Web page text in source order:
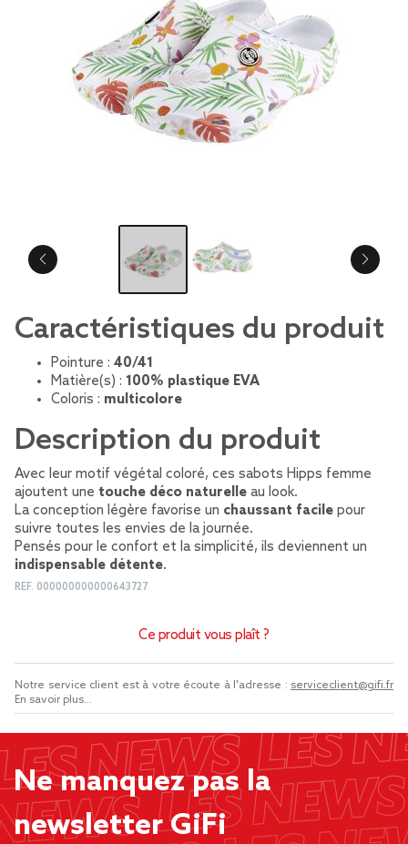
Caractéristiques du produit
Pointure : 40/41
Matière(s) : 100% plastique EVA
Coloris : multicolore
Description du produit
Avec leur motif végétal coloré, ces sabots Hipps femme
ajoutent une touche déco naturelle au look.
La conception légère favorise un chaussant facile pour
suivre toutes les envies de la journée.
Pensés pour le confort et la simplicité, ils deviennent un
indispensable détente.
REF. 000000000000643727
Ce produit vous plaît ?
Notre service client est à votre écoute à l'adresse : serviceclient@gifi.fr
En savoir plus...
Ne manquez pas la
newsletter GiFi